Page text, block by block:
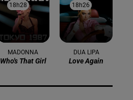
18h28
18h28
MADONNA
Who's That Girl
18h26
18h26
DUA LIPA
Love Again